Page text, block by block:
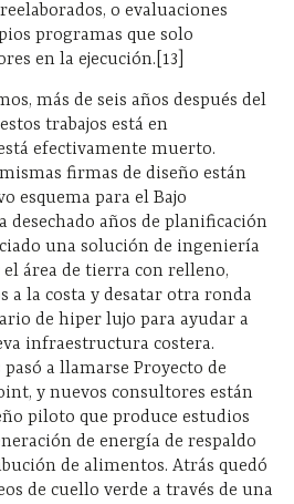
o evaluaciones
programas que solo
en la ejecución.[13]
más de seis años después del
trabajos está en
efectivamente muerto.
firmas de diseño están
esquema para el Bajo
desechado años de planificación
una solución de ingeniería
área de tierra con relleno,
a la costa y desatar otra ronda
de hiper lujo para ayudar a
infraestructura costera.
pasó a llamarse Proyecto de
y nuevos consultores están
piloto que produce estudios
de energía de respaldo
de alimentos. Atrás quedó
de cuello verde a través de una